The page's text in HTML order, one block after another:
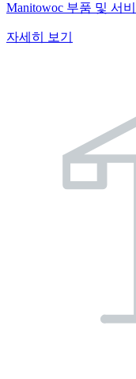
Manitowoc 부품 및 서
자세히 보기